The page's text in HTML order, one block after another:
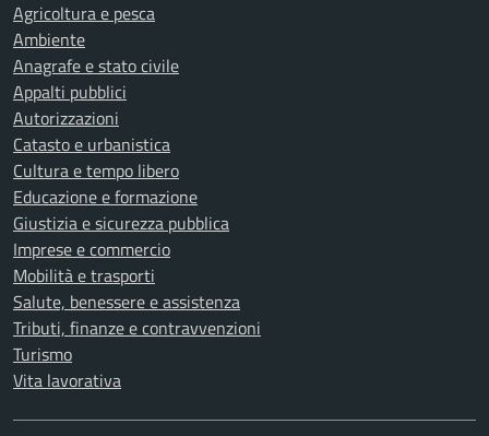
Agricoltura e pesca
Ambiente
Anagrafe e stato civile
Appalti pubblici
Autorizzazioni
Catasto e urbanistica
Cultura e tempo libero
Educazione e formazione
Giustizia e sicurezza pubblica
Imprese e commercio
Mobilità e trasporti
Salute, benessere e assistenza
Tributi, finanze e contravvenzioni
Turismo
Vita lavorativa